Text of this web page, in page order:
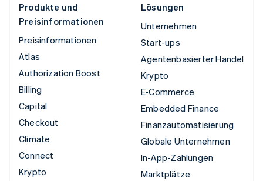
Produkte und
Preisinformationen
Preisinformationen
Atlas
Authorization Boost
Billing
Capital
Checkout
Climate
Connect
Krypto
Lösungen
Unternehmen
Start-ups
Agentenbasierter Handel
Krypto
E-Commerce
Embedded Finance
Finanzautomatisierung
Globale Unternehmen
In-App-Zahlungen
Marktplätze